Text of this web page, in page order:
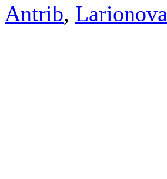
Antrib, Larionova